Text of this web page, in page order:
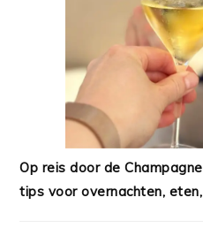
Op reis door de
tips voor overnachten,